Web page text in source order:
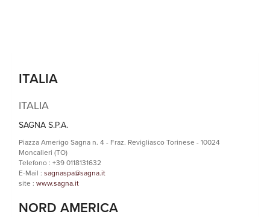
ITALIA
ITALIA
SAGNA S.P.A.
Piazza Amerigo Sagna n. 4 - Fraz. Revigliasco Torinese - 10024
Moncalieri (TO)
Telefono : +39 0118131632
E-Mail : sagnaspa@sagna.it
site : www.sagna.it
NORD AMERICA